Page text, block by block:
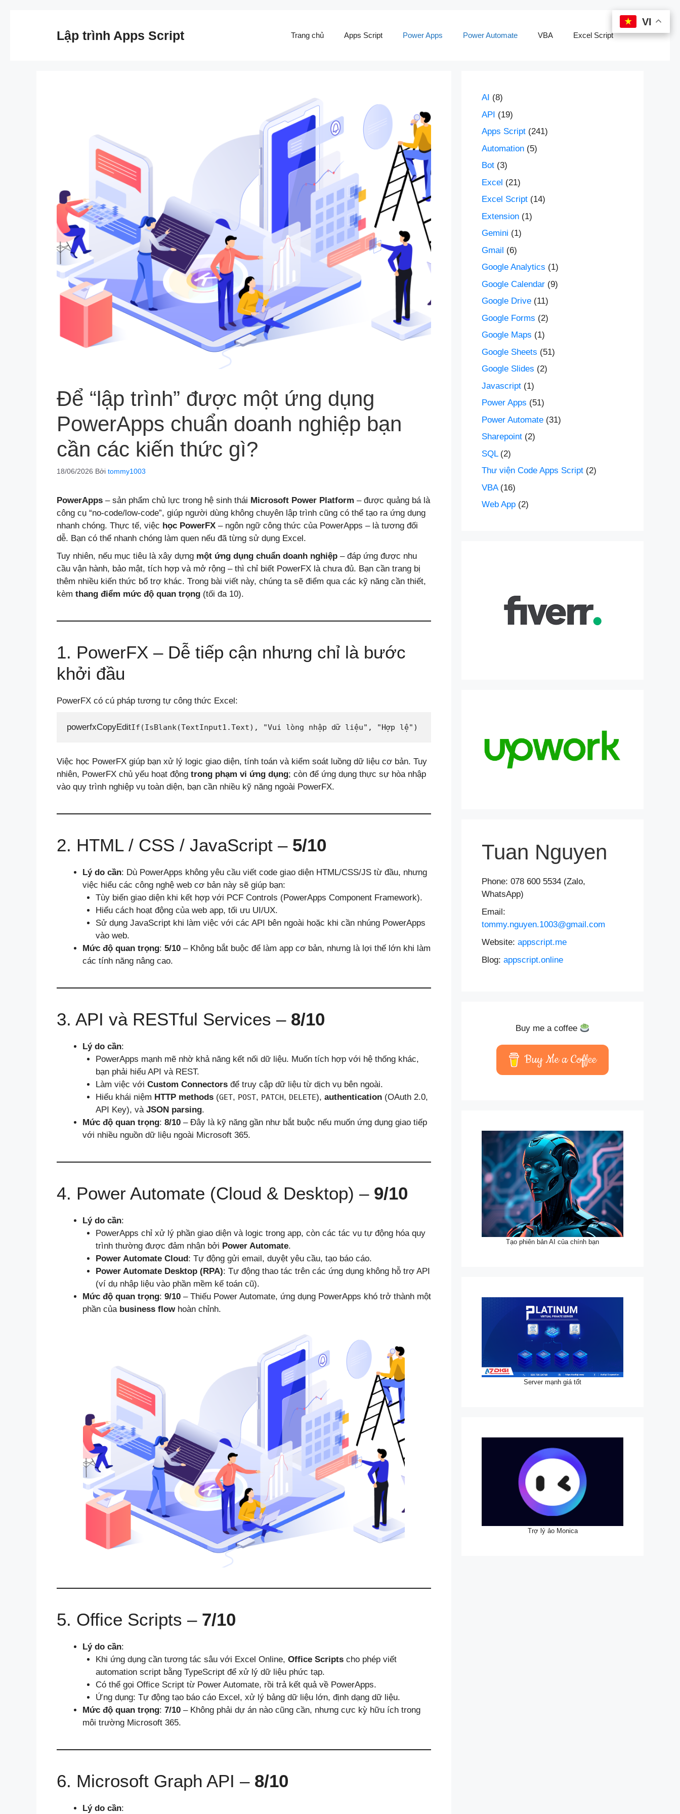
Lập trình Apps Script Trang chủ Apps Script Power Apps Power Automate VBA Excel Script
Để “lập trình” được một ứng dụng
PowerApps chuẩn doanh nghiệp bạn
cần các kiến thức gì?
18/06/2026 Bởi tommy1003
PowerApps – sản phẩm chủ lực trong hệ sinh thái Microsoft Power Platform – được quảng bá là
công cụ “no-code/low-code”, giúp người dùng không chuyên lập trình cũng có thể tạo ra ứng dụng
nhanh chóng. Thực tế, việc học PowerFX – ngôn ngữ công thức của PowerApps – là tương đối
dễ. Bạn có thể nhanh chóng làm quen nếu đã từng sử dụng Excel.
Tuy nhiên, nếu mục tiêu là xây dựng một ứng dụng chuẩn doanh nghiệp – đáp ứng được nhu
cầu vận hành, bảo mật, tích hợp và mở rộng – thì chỉ biết PowerFX là chưa đủ. Bạn cần trang bị
thêm nhiều kiến thức bổ trợ khác. Trong bài viết này, chúng ta sẽ điểm qua các kỹ năng cần thiết,
kèm thang điểm mức độ quan trọng (tối đa 10).
1. PowerFX – Dễ tiếp cận nhưng chỉ là bước
khởi đầu
PowerFX có cú pháp tương tự công thức Excel:
powerfxCopyEdit
Việc học PowerFX giúp bạn xử lý logic giao diện, tính toán và kiểm soát luồng dữ liệu cơ bản. Tuy
nhiên, PowerFX chủ yếu hoạt động trong phạm vi ứng dụng; còn để ứng dụng thực sự hòa nhập
vào quy trình nghiệp vụ toàn diện, bạn cần nhiều kỹ năng ngoài PowerFX.
2. HTML / CSS / JavaScript – 5/10
Lý do cần: Dù PowerApps không yêu cầu viết code giao diện HTML/CSS/JS từ đầu, nhưng
việc hiểu các công nghệ web cơ bản này sẽ giúp bạn:
Tùy biến giao diện khi kết hợp với PCF Controls (PowerApps Component Framework).
Hiểu cách hoạt động của web app, tối ưu UI/UX.
Sử dụng JavaScript khi làm việc với các API bên ngoài hoặc khi cần nhúng PowerApps
vào web.
Mức độ quan trọng: 5/10 – Không bắt buộc để làm app cơ bản, nhưng là lợi thế lớn khi làm
các tính năng nâng cao.
3. API và RESTful Services – 8/10
Lý do cần:
PowerApps mạnh mẽ nhờ khả năng kết nối dữ liệu. Muốn tích hợp với hệ thống khác,
bạn phải hiểu API và REST.
Làm việc với Custom Connectorsđể truy cập dữ liệu từ dịch vụ bên ngoài.
Hiểu khái niệm HTTP methods(GET, POST, PATCH, DELETE), authentication(OAuth 2.0,
API Key), và JSON parsing.
Mức độ quan trọng: 8/10 – Đây là kỹ năng gần như bắt buộc nếu muốn ứng dụng giao tiếp
với nhiều nguồn dữ liệu ngoài Microsoft 365.
4. Power Automate (Cloud & Desktop) – 9/10
Lý do cần:
PowerApps chỉ xử lý phần giao diện và logic trong app, còn các tác vụ tự động hóa quy
trình thường được đảm nhận bởi Power Automate.
Power Automate Cloud : Tự động gửi email, duyệt yêu cầu, tạo báo cáo.
Power Automate Desktop (RPA): Tự động thao tác trên các ứng dụng không hỗ trợ API
(ví dụ nhập liệu vào phần mềm kế toán cũ).
Mức độ quan trọng: 9/10 – Thiếu Power Automate, ứng dụng PowerApps khó trở thành một
phần của business flowhoàn chỉnh.
5. Office Scripts – 7/10
Lý do cần:
Khi ứng dụng cần tương tác sâu với Excel Online, Office Scriptscho phép viết
automation script bằng TypeScript để xử lý dữ liệu phức tạp.
Có thể gọi Office Script từ Power Automate, rồi trả kết quả về PowerApps.
Ứng dụng: Tự động tạo báo cáo Excel, xử lý bảng dữ liệu lớn, định dạng dữ liệu.
Mức độ quan trọng: 7/10 – Không phải dự án nào cũng cần, nhưng cực kỳ hữu ích trong
môi trường Microsoft 365.
6. Microsoft Graph API – 8/10
Lý do cần:
AI (8)
API (19)
Apps Script (241)
Automation (5)
Bot (3)
Excel (21)
Excel Script (14)
Extension (1)
Gemini (1)
Gmail (6)
Google Analytics (1)
Google Calendar (9)
Google Drive (11)
Google Forms (2)
Google Maps (1)
Google Sheets (51)
Google Slides (2)
Javascript (1)
Power Apps (51)
Power Automate (31)
Sharepoint (2)
SQL(2)
Thư viện Code Apps Script (2)
VBA(16)
Web App (2)
Tuan Nguyen
Phone: 078 600 5534 (Zalo,
WhatsApp)
Email:
tommy.nguyen.1003@gmail.com
Website: appscript.me
Blog: appscript.online
Buy me a coffee
Buy Me a Coffee
Tạo phiên bản AI của chính bạn
Server mạnh giá tốt
Trợ lý ảo Monica
VI
VI